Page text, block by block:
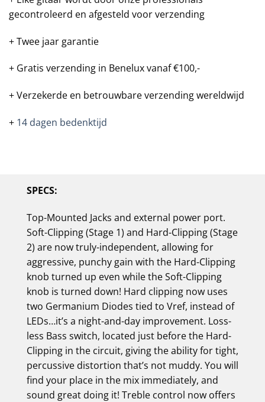
gecontroleerd en afgesteld voor verzending
+ Twee jaar garantie
+ Gratis verzending in Benelux vanaf €100,-
+ Verzekerde en betrouwbare verzending wereldwijd
+ 14 dagen bedenktijd
SPECS:
Top-Mounted Jacks and external power port.
Soft-Clipping (Stage 1) and Hard-Clipping (Stage
2) are now truly-independent, allowing for
aggressive, punchy gain with the Hard-Clipping
knob turned up even while the Soft-Clipping
knob is turned down! Hard clipping now uses
two Germanium Diodes tied to Vref, instead of
LEDs…it’s a night-and-day improvement. Loss-
less Bass switch, located just before the Hard-
Clipping in the circuit, giving the ability for tight,
percussive distortion that’s not muddy. You will
find your place in the mix immediately, and
sound great doing it! Treble control now offers